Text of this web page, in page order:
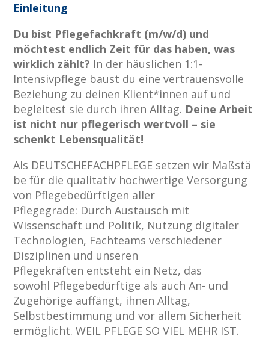
Einleitung
Du bist Pflegefachkraft (m/w/d) und
möchtest endlich Zeit für das haben, was
wirklich zählt? In der häuslichen 1:1-
Intensivpflege baust du eine vertrauensvolle
Beziehung zu deinen Klient*innen auf und
begleitest sie durch ihren Alltag. Deine Arbeit
ist nicht nur pflegerisch wertvoll – sie
schenkt Lebensqualität!
Als DEUTSCHEFACHPFLEGE setzen wir Maßstä
be für die qualitativ hochwertige Versorgung
von Pflegebedürftigen aller
Pflegegrade: Durch Austausch mit
Wissenschaft und Politik, Nutzung digitaler
Technologien, Fachteams verschiedener
Disziplinen und unseren
Pflegekräften entsteht ein Netz, das
sowohl Pflegebedürftige als auch An- und
Zugehörige auffängt, ihnen Alltag,
Selbstbestimmung und vor allem Sicherheit
ermöglicht. WEIL PFLEGE SO VIEL MEHR IST.